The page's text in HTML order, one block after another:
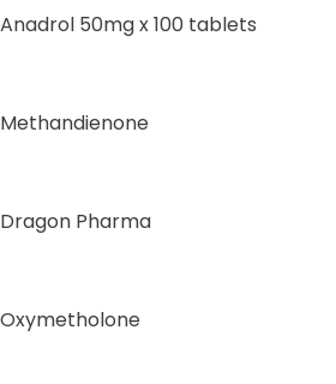
Anadrol 50mg x 100 tablets
Methandienone
Dragon Pharma
Oxymetholone